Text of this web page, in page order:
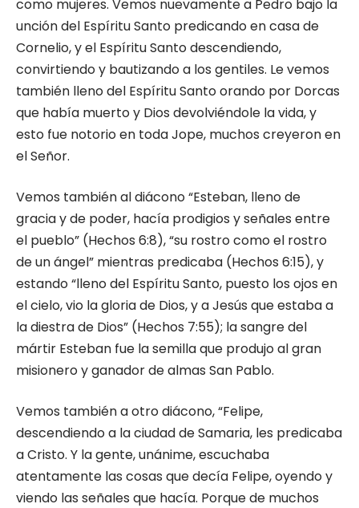
como mujeres. Vemos nuevamente a Pedro bajo la
unción del Espíritu Santo predicando en casa de
Cornelio, y el Espíritu Santo descendiendo,
convirtiendo y bautizando a los gentiles. Le vemos
también lleno del Espíritu Santo orando por Dorcas
que había muerto y Dios devolviéndole la vida, y
esto fue notorio en toda Jope, muchos creyeron en
el Señor.
Vemos también al diácono “Esteban, lleno de
gracia y de poder, hacía prodigios y señales entre
el pueblo” (Hechos 6:8), “su rostro como el rostro
de un ángel” mientras predicaba (Hechos 6:15), y
estando “lleno del Espíritu Santo, puesto los ojos en
el cielo, vio la gloria de Dios, y a Jesús que estaba a
la diestra de Dios” (Hechos 7:55); la sangre del
mártir Esteban fue la semilla que produjo al gran
misionero y ganador de almas San Pablo.
Vemos también a otro diácono, “Felipe,
descendiendo a la ciudad de Samaria, les predicaba
a Cristo. Y la gente, unánime, escuchaba
atentamente las cosas que decía Felipe, oyendo y
viendo las señales que hacía. Porque de muchos